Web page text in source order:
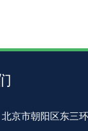
京市朝阳区东三